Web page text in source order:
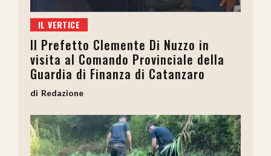
IL VERTICE
Il Prefetto Clemente Di Nuzzo in
visita al Comando Provinciale della
Guardia di Finanza di Catanzaro
Redazione